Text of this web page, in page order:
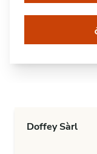
Doffey Sàrl